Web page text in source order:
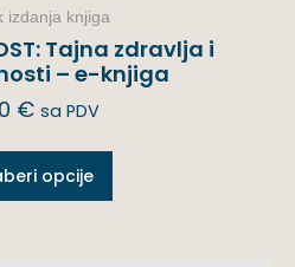
izdanja knjiga
Tajna zdravlja i
– e-knjiga
€ sa PDV
opcije